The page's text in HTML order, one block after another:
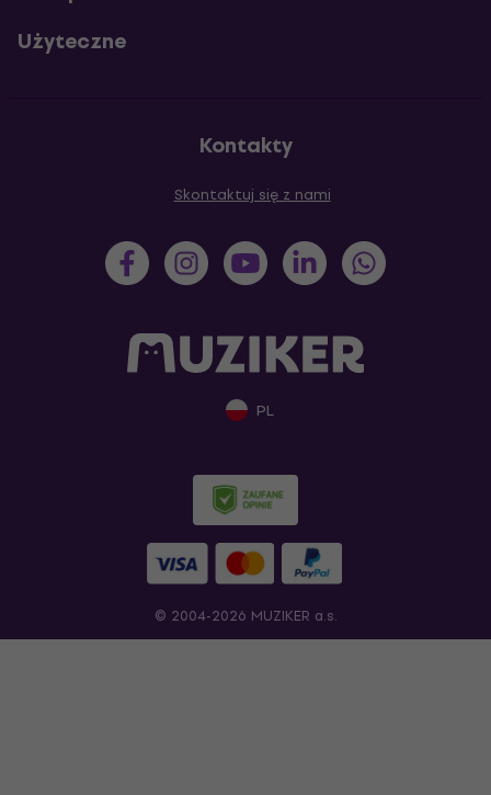
Użyteczne
Kontakty
Skontaktuj się z nami
PL
© 2004-2026 MUZIKER a.s.